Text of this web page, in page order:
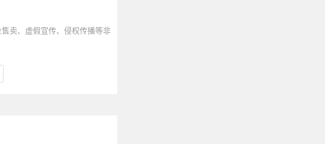
卖、虚假宣传、侵权传播等非